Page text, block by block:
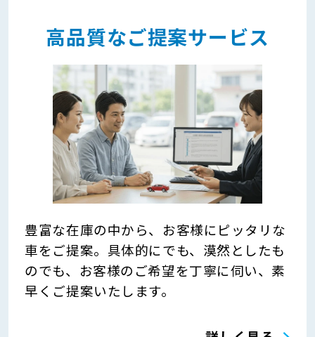
高品質なご提案サービス
豊富な在庫の中から、お客様にピッタリな
車をご提案。具体的にでも、漠然としたも
のでも、お客様のご希望を丁寧に伺い、素
早くご提案いたします。